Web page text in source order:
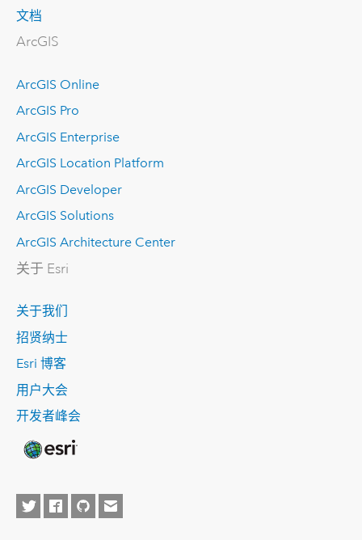
文档
ArcGIS
ArcGIS Online
ArcGIS Pro
ArcGIS Enterprise
ArcGIS Location Platform
ArcGIS Developer
ArcGIS Solutions
ArcGIS Architecture Center
关于 Esri
关于我们
招贤纳士
Esri 博客
用户大会
开发者峰会